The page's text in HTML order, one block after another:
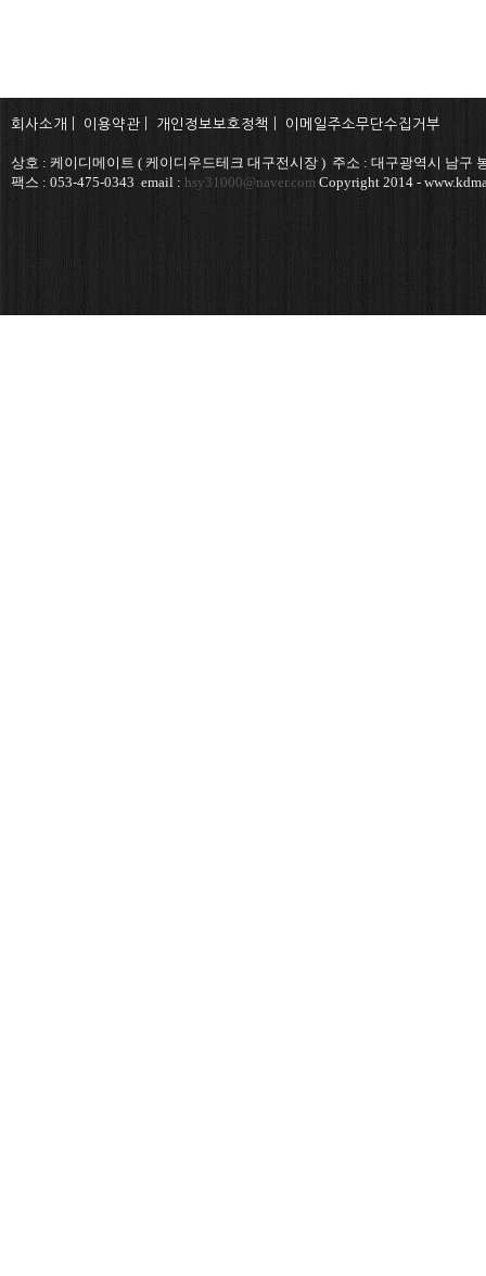
회사소개 이용약관 개인정보보호정책 이메일주소무단수집거부
상호 : 케이디메이트 ( 케이디우드테크 대구전시장 ) 주소 : 대구광역시 남구
팩스 : 053-475-0343 email : hsy31000@naver.com Copyright 2014 -